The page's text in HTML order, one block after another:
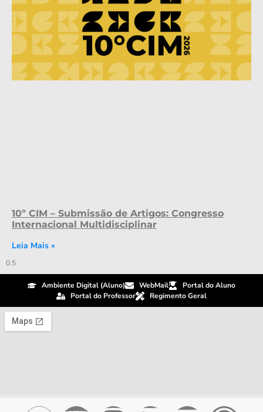
10º CIM – Submissão de Artigos: Congresso
Internacional Multidisciplinar
Leia Mais »
Ambiente Digital (Aluno) WebMail
Portal do Aluno
Portal do Professor
Regimento Geral